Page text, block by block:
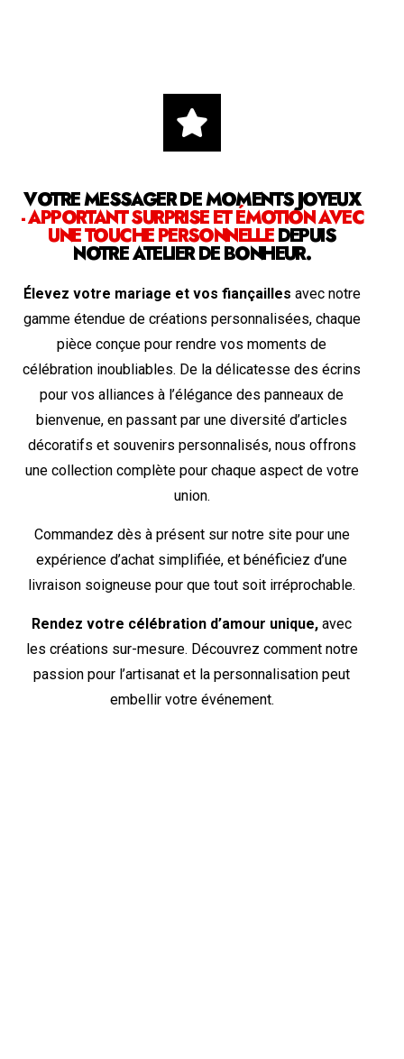
VOTRE MESSAGER DE MOMENTS JOYEUX
- APPORTANT SURPRISE ET ÉMOTION AVEC
UNE TOUCHE PERSONNELLEDEPUIS
NOTRE ATELIER DE BONHEUR.
Élevez votre mariage et vos fiançailles avec notre
gamme étendue de créations personnalisées, chaque
pièce conçue pour rendre vos moments de
célébration inoubliables. De la délicatesse des écrins
pour vos alliances à l’élégance des panneaux de
bienvenue, en passant par une diversité d’articles
décoratifs et souvenirs personnalisés, nous offrons
une collection complète pour chaque aspect de votre
union.
Commandez dès à présent sur notre site pour une
expérience d’achat simplifiée, et bénéficiez d’une
livraison soigneuse pour que tout soit irréprochable.
Rendez votre célébration d’amour unique, avec
les créations sur-mesure. Découvrez comment notre
passion pour l’artisanat et la personnalisation peut
embellir votre événement.